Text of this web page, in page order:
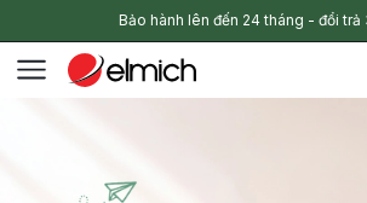
Bảo hành lên đến 24 tháng - đổi trả